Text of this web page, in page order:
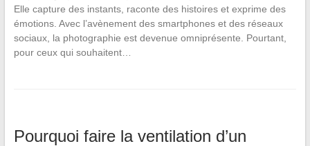
Elle capture des instants, raconte des histoires et exprime des
émotions. Avec l’avènement des smartphones et des réseaux
sociaux, la photographie est devenue omniprésente. Pourtant,
pour ceux qui souhaitent…
Pourquoi faire la ventilation d’un